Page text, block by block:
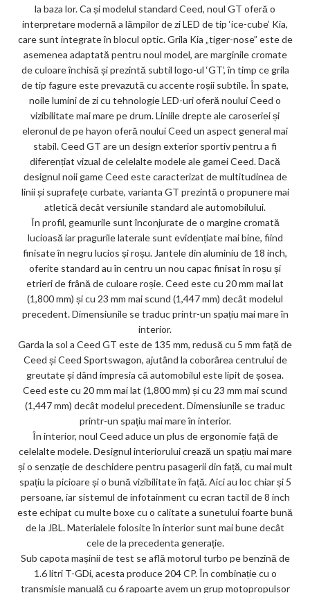
la baza lor. Ca și modelul standard Ceed, noul GT oferă o
interpretare modernă a lămpilor de zi LED de tip ‘ice-cube’ Kia,
care sunt integrate în blocul optic. Grila Kia „tiger-nose” este de
asemenea adaptată pentru noul model, are marginile cromate
de culoare închisă și prezintă subtil logo-ul ‘GT’, în timp ce grila
de tip fagure este prevazută cu accente roșii subtile. În spate,
noile lumini de zi cu tehnologie LED-uri oferă noului Ceed o
vizibilitate mai mare pe drum. Liniile drepte ale caroseriei și
eleronul de pe hayon oferă noului Ceed un aspect general mai
stabil. Ceed GT are un design exterior sportiv pentru a fi
diferențiat vizual de celelalte modele ale gamei Ceed. Dacă
designul noii game Ceed este caracterizat de multitudinea de
linii și suprafețe curbate, varianta GT prezintă o propunere mai
atletică decât versiunile standard ale automobilului.
În profil, geamurile sunt înconjurate de o margine cromată
lucioasă iar pragurile laterale sunt evidențiate mai bine, fiind
finisate în negru lucios și roșu. Jantele din aluminiu de 18 inch,
oferite standard au în centru un nou capac finisat în roșu și
etrieri de frână de culoare roșie. Ceed este cu 20 mm mai lat
(1,800 mm) și cu 23 mm mai scund (1,447 mm) decât modelul
precedent. Dimensiunile se traduc printr-un spațiu mai mare în
interior.
Garda la sol a Ceed GT este de 135 mm, redusă cu 5 mm față de
Ceed și Ceed Sportswagon, ajutând la coborârea centrului de
greutate și dând impresia că automobilul este lipit de șosea.
Ceed este cu 20 mm mai lat (1,800 mm) și cu 23 mm mai scund
(1,447 mm) decât modelul precedent. Dimensiunile se traduc
printr-un spațiu mai mare în interior.
În interior, noul Ceed aduce un plus de ergonomie față de
celelalte modele. Designul interiorului crează un spațiu mai mare
și o senzație de deschidere pentru pasagerii din față, cu mai mult
spațiu la picioare și o bună vizibilitate în față. Aici au loc chiar și 5
persoane, iar sistemul de infotainment cu ecran tactil de 8 inch
este echipat cu multe boxe cu o calitate a sunetului foarte bună
de la JBL. Materialele folosite în interior sunt mai bune decât
cele de la precedenta generație.
Sub capota mașinii de test se află motorul turbo pe benzină de
1.6 litri T-GDi, acesta produce 204 CP. În combinație cu o
transmisie manuală cu 6 rapoarte avem un grup motopropulsor